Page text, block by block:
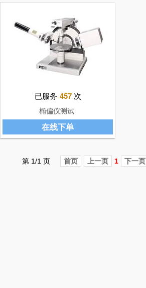
已服务 457次
椭偏仪测试
在线下单
第 1/1 页 首页 上一页 1 下一页